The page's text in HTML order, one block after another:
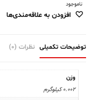
ناموجود
افزودن به علاقه‌مندی‌ها
توضیحات تکمیلی نظرات (0)
وزن
0.002 کیلوگرم